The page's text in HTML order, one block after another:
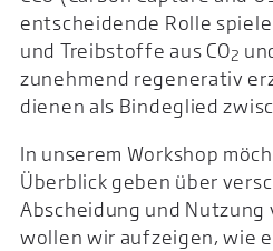
entscheidende Rolle
und Treibstoffe aus CO2
zunehmend regenerativ
dienen als Bindeglied
In unserem Workshop
Überblick geben über
Abscheidung und Nutzung
wollen wir aufzeigen, wie